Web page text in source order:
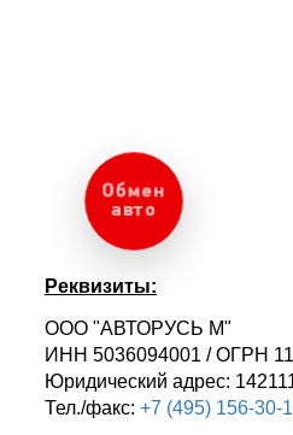
Реквизиты:
ООО "АВТОРУСЬ М"
ИНН 5036094001 / ОГРН
Юридический адрес:
Тел./факс: +7 (495) 156-30-
Оценка
авто